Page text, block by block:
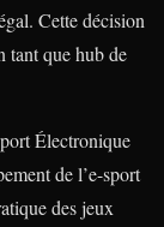
Cette décision
tant que hub de
Électronique
de l’e-sport
des jeux